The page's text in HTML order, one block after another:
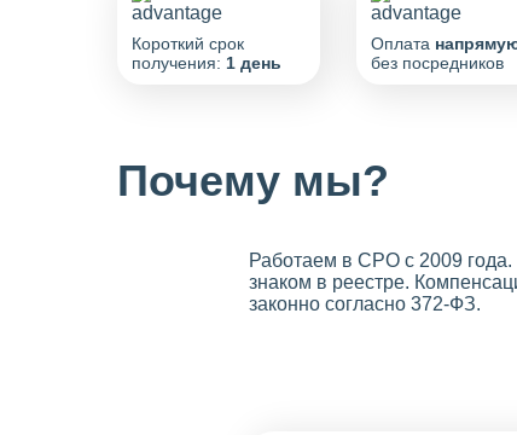
Короткий срок
получения: 1 день
Оплата
без посредников
Почему мы?
Работаем в СРО с 2009
знаком в реестре.
законно согласно 372-ФЗ.